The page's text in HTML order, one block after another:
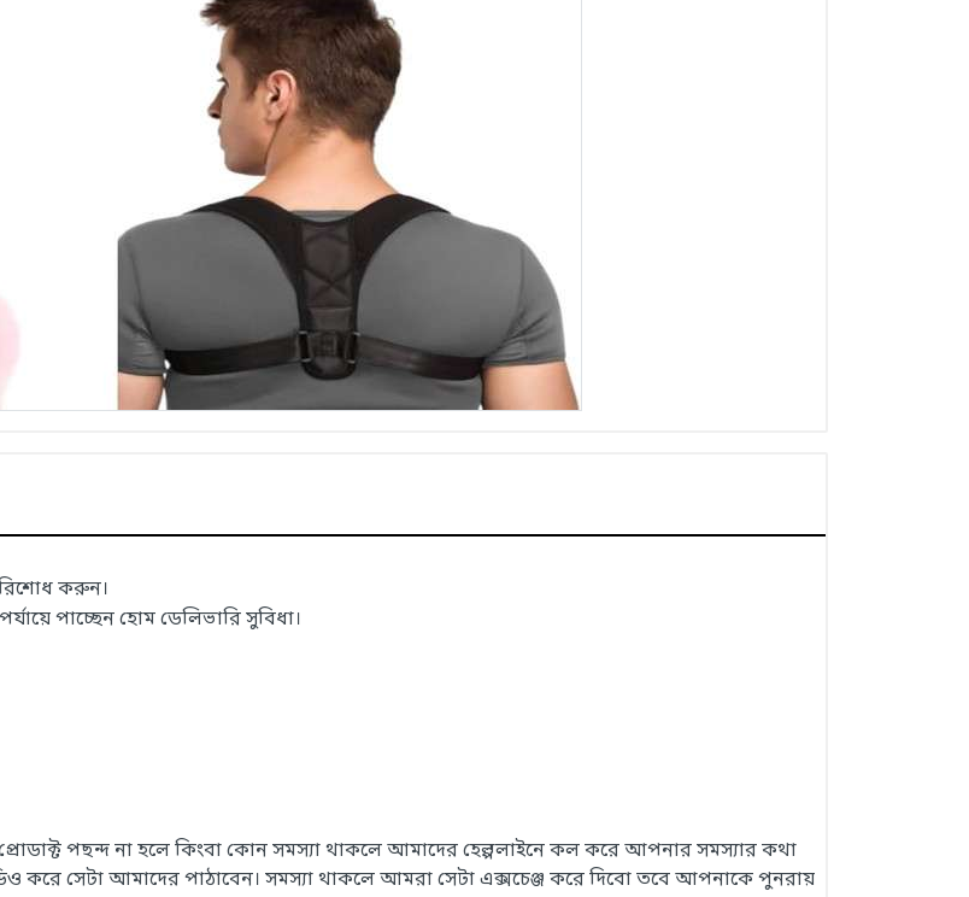
করুন।
পাচ্ছেন হোম ডেলিভারি সুবিধা।
প্রোডাক্ট পছন্দ না হলে কিংবা কোন সমস্যা থাকলে আমাদের হেল্পলাইনে কল করে আপনার সমস্যার কথা
করে সেটা আমাদের পাঠাবেন। সমস্যা থাকলে আমরা সেটা এক্সচেঞ্জ করে দিবো তবে আপনাকে পুনরায়